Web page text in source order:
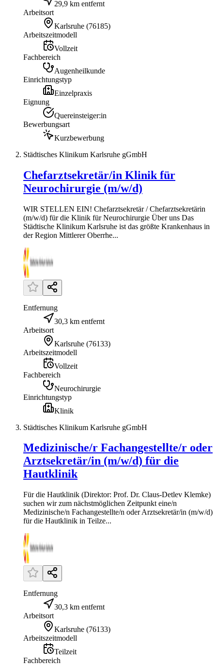
29,9 km entfernt
Arbeitsort
Karlsruhe (76185)
Arbeitszeitmodell
Vollzeit
Fachbereich
Augenheilkunde
Einrichtungstyp
Einzelpraxis
Eignung
Quereinsteiger:in
Bewerbungsart
Kurzbewerbung
Städtisches Klinikum Karlsruhe gGmbH
Chefarztsekretär/in Klinik für
Neurochirurgie (m/w/d)
WIR STELLEN EIN! Chefarztsekretär / Chefarztsekretärin
(m/w/d) für die Klinik für Neurochirurgie Über uns Das
Städtische Klinikum Karlsruhe ist das größte Krankenhaus in
der Region Mittlerer Oberrhe...
Entfernung
30,3 km entfernt
Arbeitsort
Karlsruhe (76133)
Arbeitszeitmodell
Vollzeit
Fachbereich
Neurochirurgie
Einrichtungstyp
Klinik
Städtisches Klinikum Karlsruhe gGmbH
Medizinische/r Fachangestellte/r oder
Arztsekretär/in (m/w/d) für die
Hautklinik
Für die Hautklinik (Direktor: Prof. Dr. Claus-Detlev Klemke)
suchen wir zum nächstmöglichen Zeitpunkt eine/n
Medizinische/n Fachangestellte/n oder Arztsekretär/in (m/w/d)
für die Hautklinik in Teilze...
Entfernung
30,3 km entfernt
Arbeitsort
Karlsruhe (76133)
Arbeitszeitmodell
Teilzeit
Fachbereich